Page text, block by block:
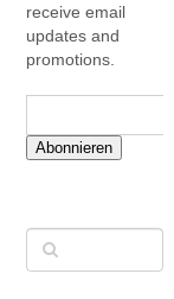
receive email
updates and
promotions.
Abonnieren